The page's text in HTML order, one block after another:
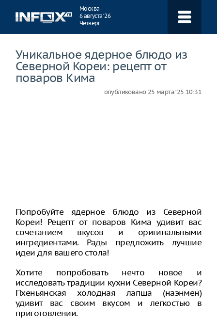
Москва
6 августа ‘26
Четверг
Уникальное ядерное блюдо из
Северной Кореи: рецепт от
поваров Кима
опубликовано 25 марта ‘25 10:31
Попробуйте ядерное блюдо из Северной
Кореи! Рецепт от поваров Кима удивит вас
сочетанием вкусов и оригинальными
ингредиентами. Рады предложить лучшие
идеи для вашего стола!
Хотите попробовать нечто новое и
исследовать традиции кухни Северной Кореи?
Пхеньянская холодная лапша (наэнмен)
удивит вас своим вкусом и легкостью в
приготовлении.